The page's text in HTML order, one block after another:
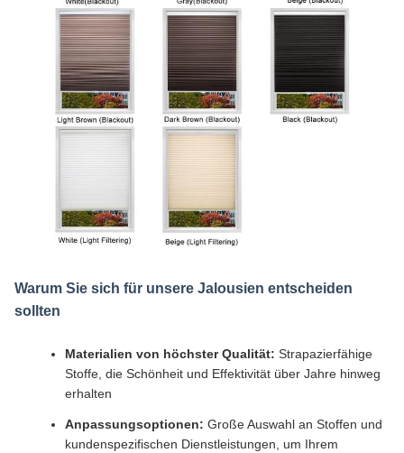
Warum Sie sich für unsere Jalousien entscheiden
sollten
Materialien von höchster Qualität: Strapazierfähige
Stoffe, die Schönheit und Effektivität über Jahre hinweg
erhalten
Anpassungsoptionen: Große Auswahl an Stoffen und
kundenspezifischen Dienstleistungen, um Ihrem